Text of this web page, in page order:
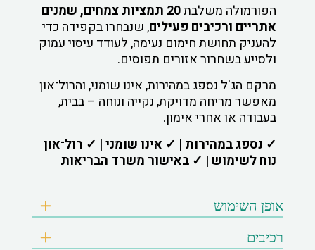
הפורמולה משלבת
20 תמציות צמחים, שמנים
אתריים ורכיבים פעילים, שנבחרו בקפידה כדי
להעניק תחושת חימום נעימה, לעודד עיסוי עמוק
ולסייע בשחרור אזורים תפוסים.
מרקם הג'ל נספג במהירות, אינו שומני, והרול־און
מאפשר מריחה מדויקת, נקייה ונוחה – בבית,
בעבודה או אחרי אימון.
✓ נספג במהירות | ✓ אינו שומני | ✓ רול־און
נוח לשימוש | ✓ באישור משרד הבריאות
אופן השימוש
רכיבים